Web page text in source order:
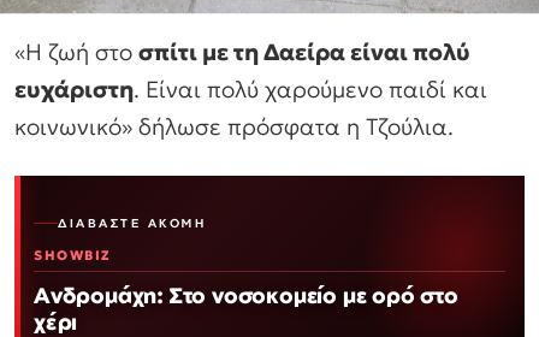
«Η ζωή στο σπίτι με τη Δαείρα είναι πολύ
ευχάριστη. Είναι πολύ χαρούμενο παιδί και
κοινωνικό» δήλωσε πρόσφατα η Τζούλια.
ΔΙΑΒΆΣΤΕ ΑΚΌΜΗ
SHOWBIZ
Ανδρομάχη: Στο νοσοκομείο με ορό στο
χέρι